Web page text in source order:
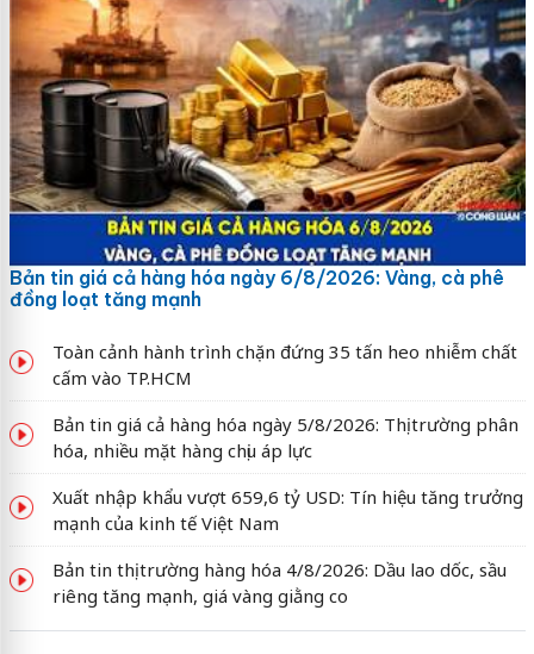
Bản tin giá cả hàng hóa ngày 6/8/2026: Vàng, cà phê
đồng loạt tăng mạnh
Toàn cảnh hành trình chặn đứng 35 tấn heo nhiễm chất
cấm vào TP.HCM
Bản tin giá cả hàng hóa ngày 5/8/2026: Thị trường phân
hóa, nhiều mặt hàng chịu áp lực
Xuất nhập khẩu vượt 659,6 tỷ USD: Tín hiệu tăng trưởng
mạnh của kinh tế Việt Nam
Bản tin thị trường hàng hóa 4/8/2026: Dầu lao dốc, sầu
riêng tăng mạnh, giá vàng giằng co